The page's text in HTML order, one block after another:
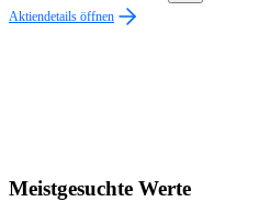
Aktiendetails öffnen
Meistgesuchte Werte